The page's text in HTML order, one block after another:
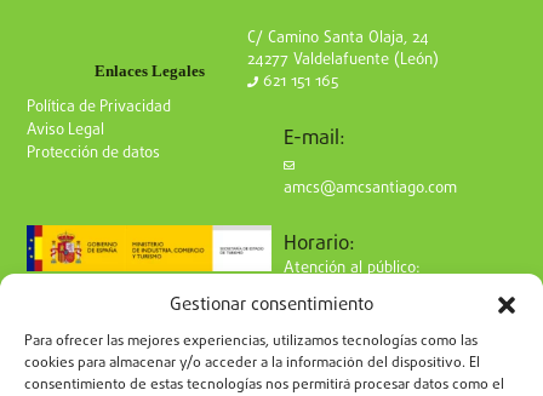
Gestionar consentimiento
Para ofrecer las mejores experiencias, utilizamos tecnologías como las
cookies para almacenar y/o acceder a la información del dispositivo. El
consentimiento de estas tecnologías nos permitirá procesar datos como el
Enlaces Legales
Política de Privacidad
Aviso Legal
Protección de datos
C/ Camino Santa Olaja, 24
24277 Valdelafuente (León)
621 151 165
E-mail:
amcs@amcsantiago.com
Horario:
Atención al público:
de 9 a 15h
Síguenos en redes: